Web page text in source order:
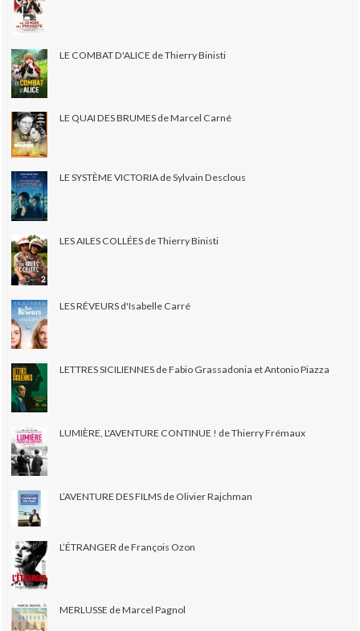
LE COMBAT D'ALICE de Thierry Binisti
LE QUAI DES BRUMES de Marcel Carné
LE SYSTÈME VICTORIA de Sylvain Desclous
LES AILES COLLÉES de Thierry Binisti
LES RÊVEURS d'Isabelle Carré
LETTRES SICILIENNES de Fabio Grassadonia et Antonio Piazza
LUMIÈRE, L'AVENTURE CONTINUE ! de Thierry Frémaux
L’AVENTURE DES FILMS de Olivier Rajchman
L’ÉTRANGER de François Ozon
MERLUSSE de Marcel Pagnol